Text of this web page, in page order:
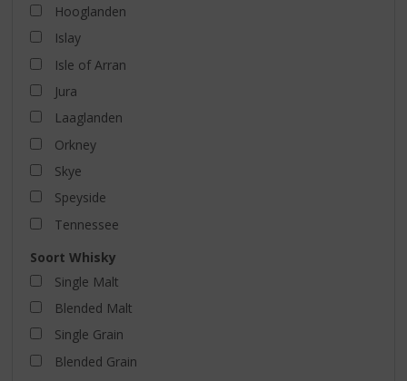
Hooglanden
Islay
Isle of Arran
Jura
Laaglanden
Orkney
Skye
Speyside
Tennessee
Soort Whisky
Single Malt
Blended Malt
Single Grain
Blended Grain